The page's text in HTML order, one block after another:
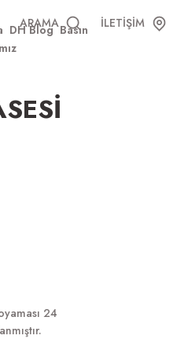
ARAMA
İLETİŞİM
DH Blog Basın
24